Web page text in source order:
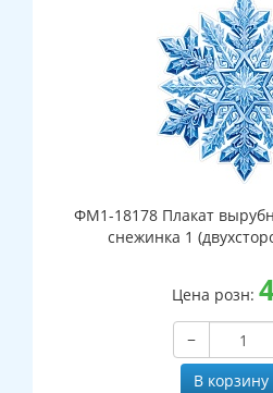
ФМ1-18178 Плакат
снежинка 1
Цена розн:
−
В корзину